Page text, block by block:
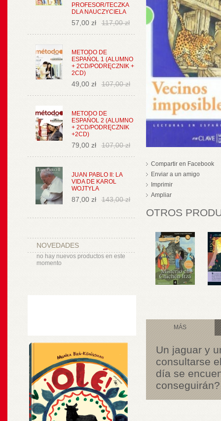
PROFESOR/TECZKA
DLA NAUCZYCIELA
57,00 zł 117,00 zł
METODO DE
ESPAŃOL 1 (ALUMNO
+ 2CD/PODRĘCZNIK +
2CD)
49,00 zł 107,00 zł
METODO DE
ESPAŃOL 2 (ALUMNO
+ 2CD/PODRĘCZNIK
+2CD)
79,00 zł 107,00 zł
JUAN PABLO II: LA
VIDA DE KAROL
WOJTYLA
87,00 zł 143,00 zł
NOVEDADES
no hay nuevos productos en este
momento
Compartir en Facebook
Enviar a un amigo
Imprimir
Ampliar
OTROS
MÁS
Un jaguar y
consultarse
día se
conseguirán?